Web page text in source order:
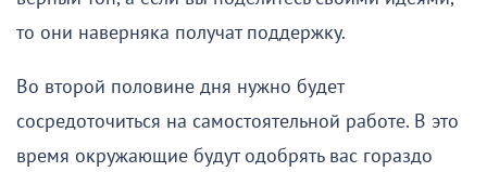
то они наверняка получат поддержку.
Во второй половине дня нужно будет
сосредоточиться на самостоятельной работе. В это
время окружающие будут одобрять вас гораздо